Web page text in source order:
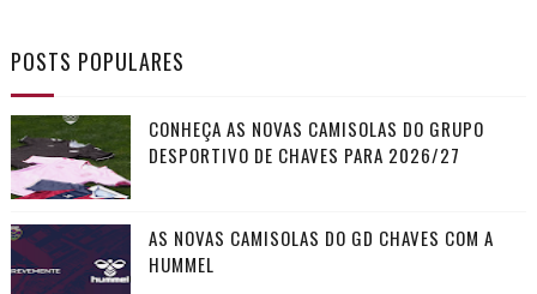
POSTS POPULARES
CONHEÇA AS NOVAS CAMISOLAS DO GRUPO
DESPORTIVO DE CHAVES PARA 2026/27
AS NOVAS CAMISOLAS DO GD CHAVES COM A
HUMMEL